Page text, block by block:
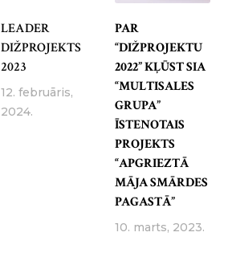
LEADER
DIŽPROJEKTS
2023
12. februāris,
2024.
PAR
“DIŽPROJEKTU
2022” KĻŪST SIA
“MULTISALES
GRUPA”
ĪSTENOTAIS
PROJEKTS
“APGRIEZTĀ
MĀJA SMĀRDES
PAGASTĀ”
10. marts, 2023.